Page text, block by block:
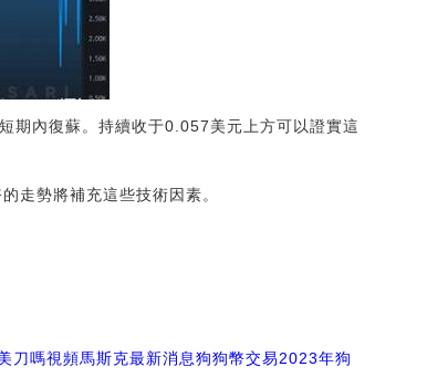
期內復蘇。持續收于0.057美元上方可以證實這
走勢將補充這些技術因素。
刀嗎視頻馬斯克最新消息狗狗幣交易2023年狗